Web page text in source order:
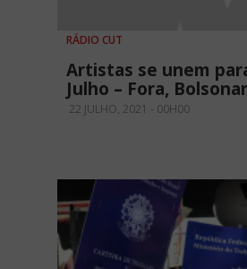
RÁDIO CUT
Artistas se unem
Julho – Fora,
22 JULHO, 2021 - 00H00